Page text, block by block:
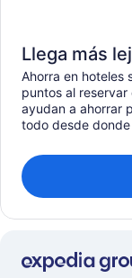
Llega más
Ahorra en hoteles
puntos al
ayudan a ahorrar
todo desde donde